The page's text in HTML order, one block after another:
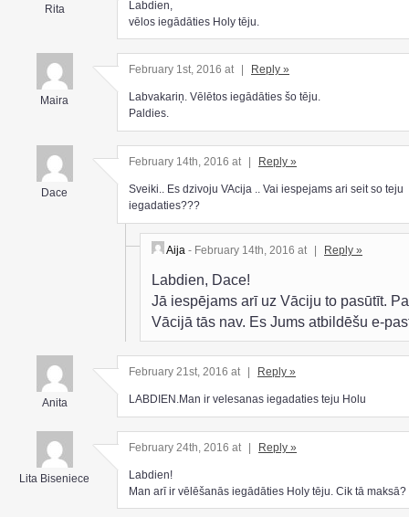
Rita
Labdien,
vēlos iegādāties Holy tēju.
Maira
February 1st, 2016 at Reply »
Labvakariņ. Vēlētos iegādāties šo tēju.
Paldies.
Dace
February 14th, 2016 at Reply »
Sveiki.. Es dzivoju VAcija .. Vai iespejams ari seit so teju
iegadaties???
Aija - February 14th, 2016 at | Reply »
Labdien, Dace!
Jā iespējams arī uz Vāciju to pasūtīt.
Vācijā tās nav. Es Jums atbildēšu e-
Anita
February 21st, 2016 at Reply »
LABDIEN.Man ir velesanas iegadaties teju Holu
Lita Biseniece
February 24th, 2016 at | Reply »
Labdien!
Man arī ir vēlēšanās iegādāties Holy tēju. Cik tā maksā?